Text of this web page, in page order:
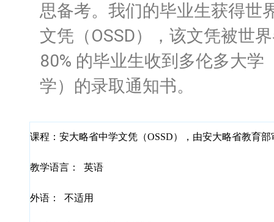
思备考。 我们的毕业生获得世
文凭（OSSD），该文凭被世
80% 的毕业生收到多伦多大学
学）的录取通知书。
课程： 安大略省中学文凭（OSSD），由安大略省教育部
教学语言： 英语
外语： 不适用